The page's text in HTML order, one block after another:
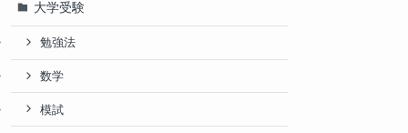
大学受験
勉強法
数学
模試